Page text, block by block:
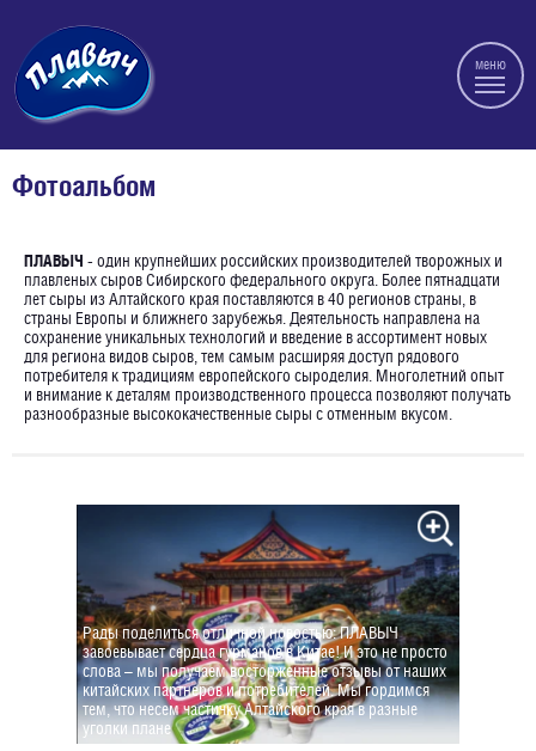
меню
Фотоальбом
ПЛАВЫЧ - один крупнейших российских производителей творожных и
плавленых сыров Сибирского федерального округа. Более пятнадцати
лет сыры из Алтайского края поставляются в 40 регионов страны, в
страны Европы и ближнего зарубежья. Деятельность направлена на
сохранение уникальных технологий и введение в ассортимент новых
для региона видов сыров, тем самым расширяя доступ рядового
потребителя к традициям европейского сыроделия. Многолетний опыт
и внимание к деталям производственного процесса позволяют получать
разнообразные высококачественные сыры с отменным вкусом.
Рады поделиться отличной новостью: ПЛАВЫЧ
завоевывает сердца гурманов в Китае! И это не просто
слова – мы получаем восторженные отзывы от наших
китайских партнеров и потребителей. Мы гордимся
тем, что несем частичку Алтайского края в разные
уголки плане